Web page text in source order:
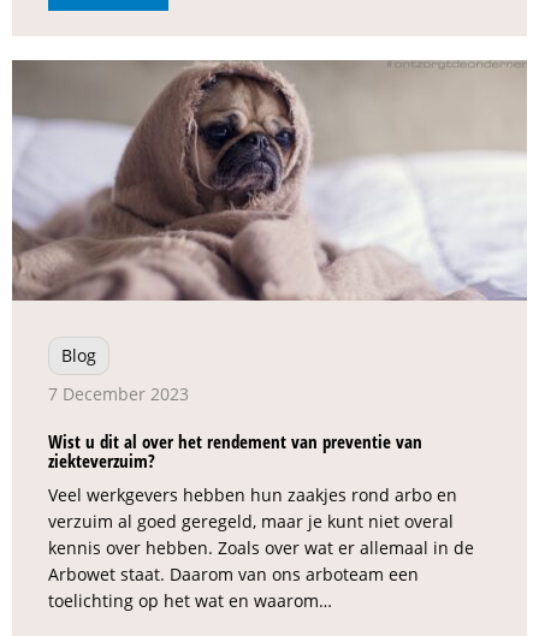
Blog
7 December 2023
Wist u dit al over het rendement van preventie van
ziekteverzuim?
Veel werkgevers hebben hun zaakjes rond arbo en
verzuim al goed geregeld, maar je kunt niet overal
kennis over hebben. Zoals over wat er allemaal in de
Arbowet staat. Daarom van ons arboteam een
toelichting op het wat en waarom…